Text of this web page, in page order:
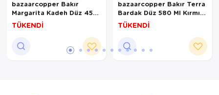
bazaarcopper Bakır
Margarita Kadeh Düz 450
Ml 6lı Nikel
bazaarcopper0461-62
TÜKENDİ
bazaarcopper Bakır Terra
Bardak Düz 580 Ml Kırmızı
bazaarcopper0453-1
TÜKENDİ